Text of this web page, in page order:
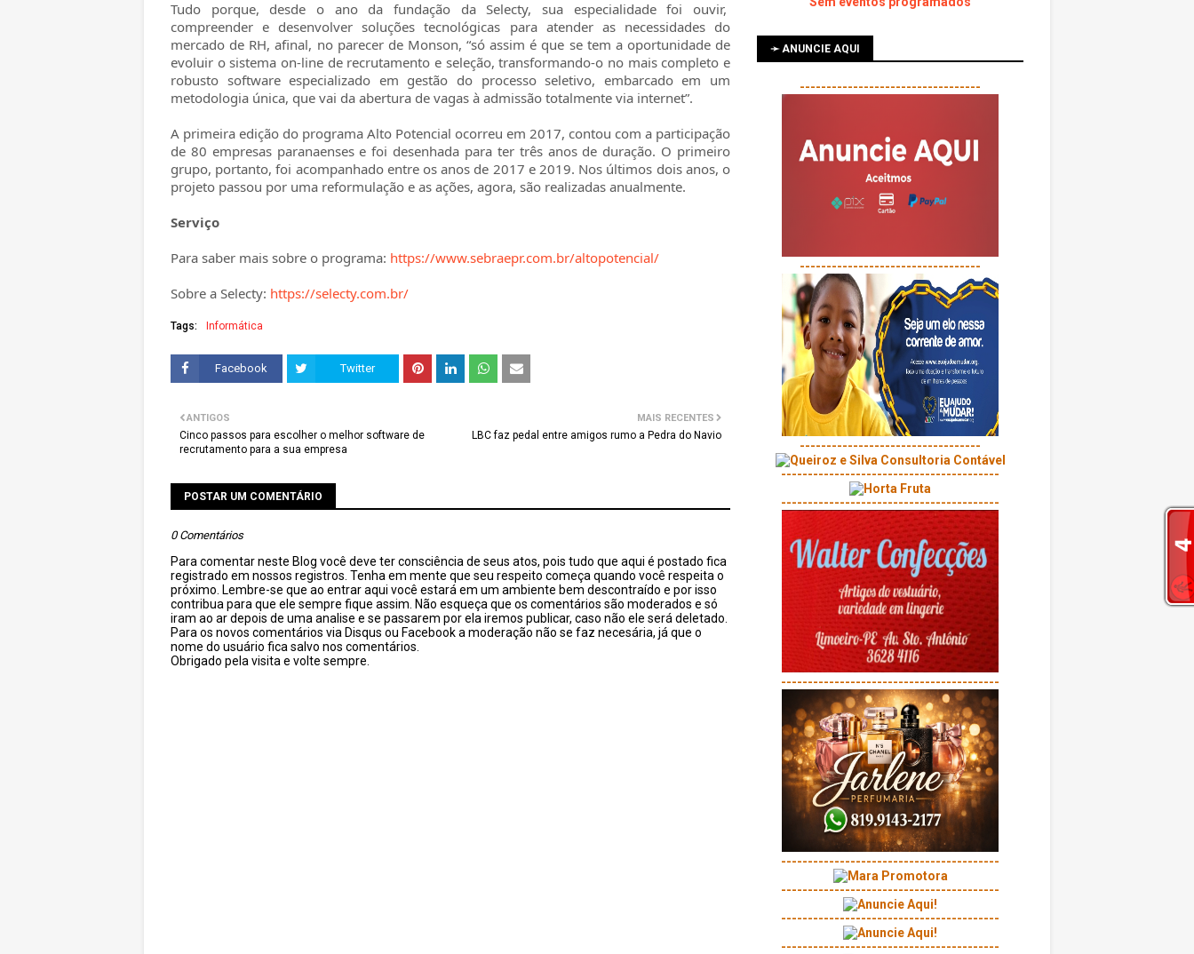
Tudo porque, desde o ano da fundação da Selecty, sua especialidade foi ouvir,
compreender e desenvolver soluções tecnológicas para atender as necessidades do
mercado de RH, afinal, no parecer de Monson, “só assim é que se tem a oportunidade de
evoluir o sistema on-line de recrutamento e seleção, transformando-o no mais completo e
robusto software especializado em gestão do processo seletivo, embarcado em um
metodologia única, que vai da abertura de vagas à admissão totalmente via internet”.
A primeira edição do programa Alto Potencial ocorreu em 2017, contou com a participação
de 80 empresas paranaenses e foi desenhada para ter três anos de duração. O primeiro
grupo, portanto, foi acompanhado entre os anos de 2017 e 2019. Nos últimos dois anos, o
projeto passou por uma reformulação e as ações, agora, são realizadas anualmente.
Serviço
Para saber mais sobre o programa: https://www.sebraepr.com.br/altopotencial/
Sobre a Selecty: https://selecty.com.br/
Tags: Informática
Facebook Twitter
MAIS RECENTES
LBC faz pedal entre amigos rumo a Pedra do Navio
ANTIGOS
Cinco passos para escolher o melhor software de
recrutamento para a sua empresa
POSTAR UM COMENTÁRIO
0 Comentários
Para comentar neste Blog você deve ter consciência de seus atos, pois tudo que aqui é postado fica
registrado em nossos registros. Tenha em mente que seu respeito começa quando você respeita o
próximo. Lembre-se que ao entrar aqui você estará em um ambiente bem descontraído e por isso
contribua para que ele sempre fique assim. Não esqueça que os comentários são moderados e só
iram ao ar depois de uma analise e se passarem por ela iremos publicar, caso não ele será deletado.
Para os novos comentários via Disqus ou Facebook a moderação não se faz necesária, já que o
nome do usuário fica salvo nos comentários.
Obrigado pela visita e volte sempre.
➛ ANUNCIE AQUI
----------------------------------
----------------------------------
----------------------------------
-----------------------------------------
-----------------------------------------
-----------------------------------------
-----------------------------------------
-----------------------------------------
-----------------------------------------
-----------------------------------------